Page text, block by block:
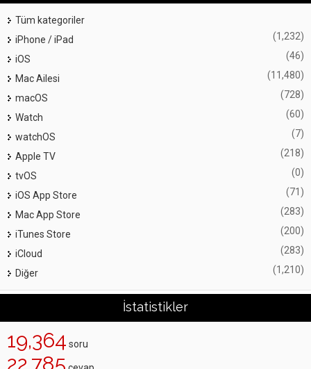
Tüm kategoriler
iPhone / iPad
(1,232)
iOS (46)
Mac Ailesi (11,480)
macOS (728)
Watch (60)
watchOS (7)
Apple TV (218)
tvOS (0)
iOS App Store (71)
Mac App Store (283)
iTunes Store (200)
iCloud (283)
Diğer (1,210)
İstatistikler
19,364 soru
22,785